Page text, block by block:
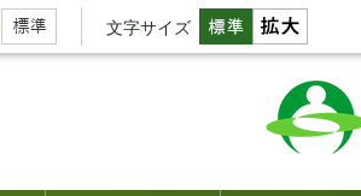
文字サイズ